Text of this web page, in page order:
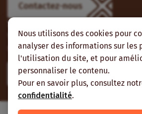
Nous utilisons des cookies pour
analyser des informations sur les
l'utilisation du site, et pour
personnaliser le contenu.
Pour en savoir plus, consultez
confidentialité.
Contactez-nous
Suivez-nous
Vous pouvez aussi vous abonner à
suivre sur les réseaux sociaux.